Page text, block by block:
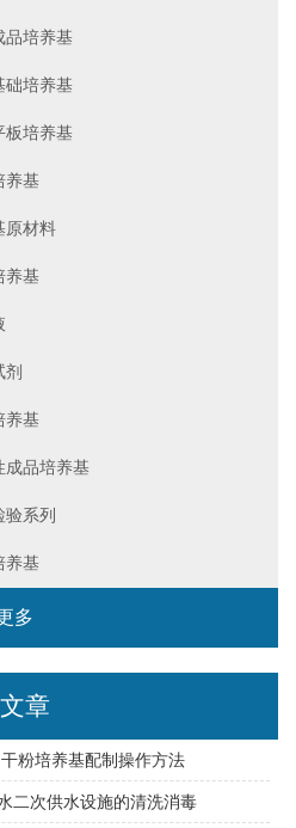
品培养基
础培养基
板培养基
养基
原材料
养基
剂
养基
成品培养基
验系列
养基
多
章
粉培养基配制操作方法
二次供水设施的清洗消毒